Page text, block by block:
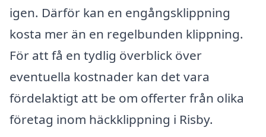
igen. Därför kan en engångsklippning
kosta mer än en regelbunden klippning.
För att få en tydlig överblick över
eventuella kostnader kan det vara
fördelaktigt att be om offerter från olika
företag inom häckklippning i Risby.